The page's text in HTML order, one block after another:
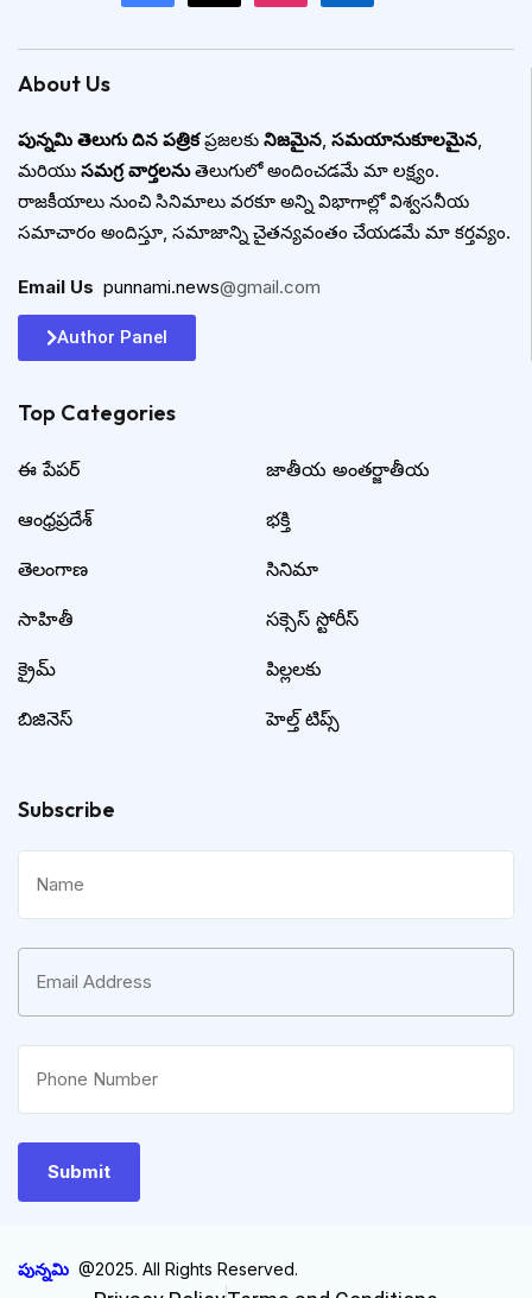
About Us
పున్నమి తెలుగు దిన పత్రికప్రజలకు నిజమైన, సమయానుకూలమైన,
మరియు సమగ్ర వార్తలనుతెలుగులో అందించడమే మా లక్ష్యం.
రాజకీయాలు నుంచి సినిమాలు వరకూ అన్ని విభాగాల్లో విశ్వసనీయ
సమాచారం అందిస్తూ, సమాజాన్ని చైతన్యవంతం చేయడమే మా కర్తవ్యం.
Email Us punnami.news@gmail.com
Author Panel
Top Categories​
ఈ పేపర్
ఆంధ్రప్రదేశ్
తెలంగాణ
సాహితీ
క్రైమ్
బిజినెస్
జాతీయ అంతర్జాతీయ
భక్తి
సినిమా
సక్సెస్ స్టోరీస్
పిల్లలకు
హెల్త్ టిప్స్
Subscribe
పున్నమి @2025. All Rights Reserved.